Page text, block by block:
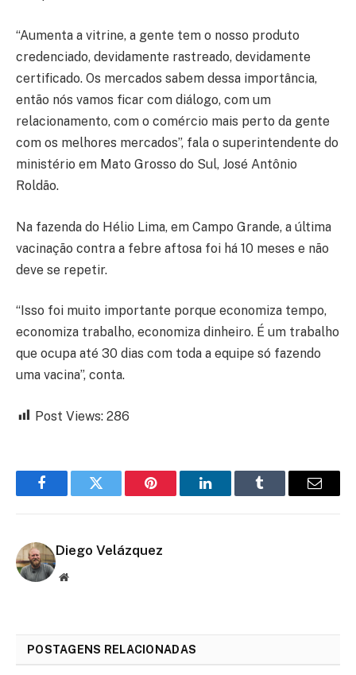
“Aumenta a vitrine, a gente tem o nosso produto
credenciado, devidamente rastreado, devidamente
certificado. Os mercados sabem dessa importância,
então nós vamos ficar com diálogo, com um
relacionamento, com o comércio mais perto da gente
com os melhores mercados”, fala o superintendente do
ministério em Mato Grosso do Sul, José Antônio
Roldão.
Na fazenda do Hélio Lima, em Campo Grande, a última
vacinação contra a febre aftosa foi há 10 meses e não
deve se repetir.
“Isso foi muito importante porque economiza tempo,
economiza trabalho, economiza dinheiro. É um trabalho
que ocupa até 30 dias com toda a equipe só fazendo
uma vacina”, conta.
Post Views: 286
FacebookTwitter Pinterest LinkedInTumblr Email
Diego Velázquez
Website
POSTAGENS RELACIONADAS